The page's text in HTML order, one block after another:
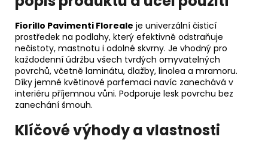
Fiorillo Pavimenti Floreale je univerzální čisticí
prostředek na podlahy, který efektivně odstraňuje
nečistoty, mastnotu i odolné skvrny. Je vhodný pro
každodenní údržbu všech tvrdých omyvatelných
povrchů, včetně laminátu, dlažby, linolea a mramoru.
Díky jemné květinové parfemaci navíc zanechává v
interiéru příjemnou vůni. Podporuje lesk povrchu bez
zanechání šmouh.
Klíčové výhody a vlastnosti